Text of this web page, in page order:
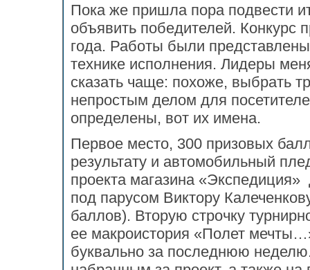
Пока же пришла пора подвести
объявить победителей. Конкурс
года. Работы были
технике исполнения. Лидеры
сказать чаще: похоже, выбрать
непростым делом для
определены, вот их имена.
Первое место, 300 призовых
результату и автомобильный
проекта магазина
под парусом Виктору
баллов). Вторую строчку
ее макроистория «Полет
буквально за последнюю